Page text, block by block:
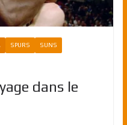
SPURS SUNS
dans le